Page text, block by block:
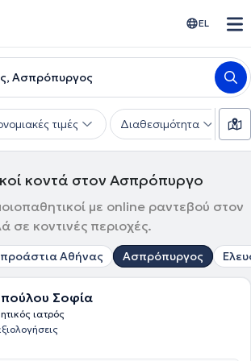
EL
Ασπρόπυργος
τιμές Διαθεσιμότητα
κοντά στον Ασπρόπυργο
με online ραντεβού στον
κοντινές περιοχές.
Αθήνας Ασπρόπυργος
Σοφία
ιατρός